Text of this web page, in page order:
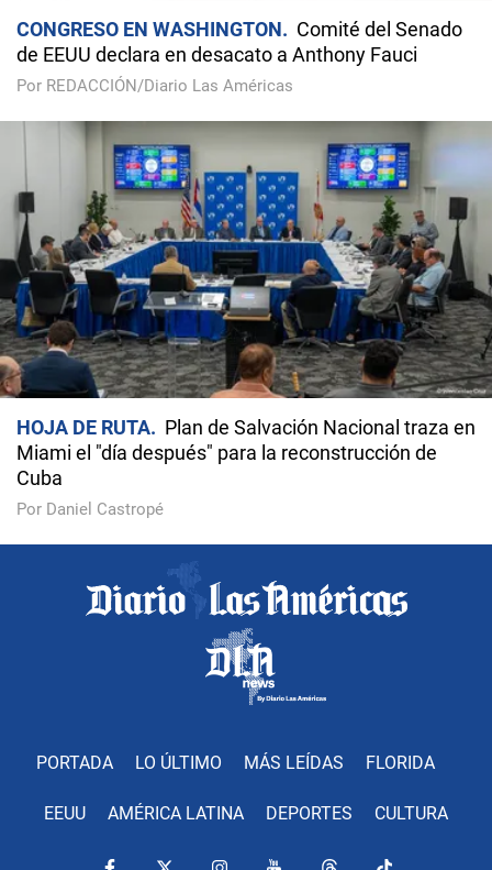
CONGRESO EN WASHINGTON
Comité del Senado
de EEUU declara en desacato a Anthony Fauci
Por REDACCIÓN/Diario Las Américas
HOJA DE RUTA
Plan de Salvación Nacional traza en
Miami el "día después" para la reconstrucción de
Cuba
Por Daniel Castropé
PORTADA LO ÚLTIMO MÁS LEÍDAS FLORIDA
EEUU AMÉRICA LATINA DEPORTES CULTURA